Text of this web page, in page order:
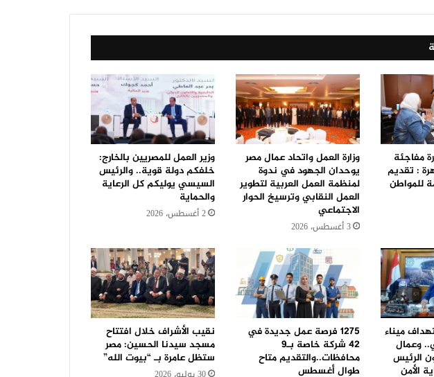
مفاجئة
: تقديم
للمواطن
وزارة العمل واتحاد عمال مصر
يوحدان الجهود في ندوة
لمنظمة العمل العربية لتطوير
العمل النقابي وترسيخ الحوار
الاجتماعي
3 أغسطس، 2026
وزير العمل للمصريين بالخارج:
خلفكم دولة قوية.. والرئيس
السيسي يوليكم كل الرعاية
والحماية
2 أغسطس، 2026
ميناء
وعمال
الرئيس
الأمن
1275 فرصة عمل جديدة في
42 شركة خاصة بـ9
محافظات..والتقديم متاح
طوال أغسطس
نقيب الأشراف خلال افتتاح
مسجد سيدنا الحسين: مصر
ستظل عامرة بـ “بيوت الله”